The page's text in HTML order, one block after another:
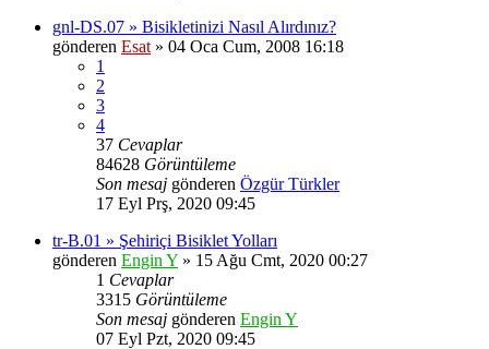
gnl-DS.07 » Bisikletinizi Nasıl Alırdınız?
gönderen Esat » 04 Oca Cum, 2008 16:18
1
2
3
4
37 Cevaplar
84628 Görüntüleme
Son mesaj gönderen Özgür Türkler
17 Eyl Prş, 2020 09:45
tr-B.01 » Şehiriçi Bisiklet Yolları
gönderen Engin Y » 15 Ağu Cmt, 2020 00:27
1 Cevaplar
3315 Görüntüleme
Son mesaj gönderen Engin Y
07 Eyl Pzt, 2020 09:45